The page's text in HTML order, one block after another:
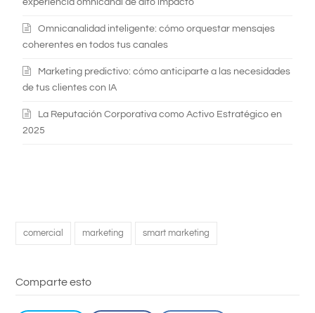
experiencia omnicanal de alto impacto
Omnicanalidad inteligente: cómo orquestar mensajes
coherentes en todos tus canales
Marketing predictivo: cómo anticiparte a las necesidades
de tus clientes con IA
La Reputación Corporativa como Activo Estratégico en
2025
comercial marketing smart marketing
Comparte esto